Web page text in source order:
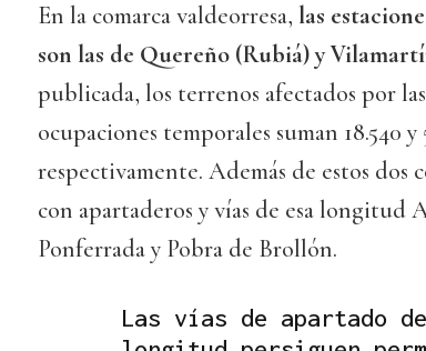
En la comarca valdeorresa, las
son las de Quereño (Rubiá) y
publicada, los terrenos afectados por
ocupaciones temporales suman 18.540
respectivamente. Además de estos dos
con apartaderos y vías de esa longitud
Ponferrada y Pobra de Brollón.
Las vías de apartado